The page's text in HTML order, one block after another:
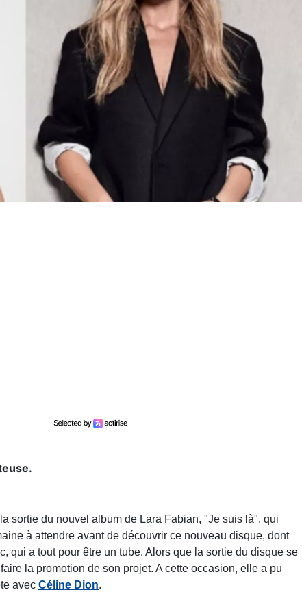
sortie du nouvel album de Lara Fabian, "Je suis là", qui
à attendre avant de découvrir ce nouveau disque, dont
qui a tout pour être un tube. Alors que la sortie du disque se
la promotion de son projet. A cette occasion, elle a pu
avec Céline Dion.